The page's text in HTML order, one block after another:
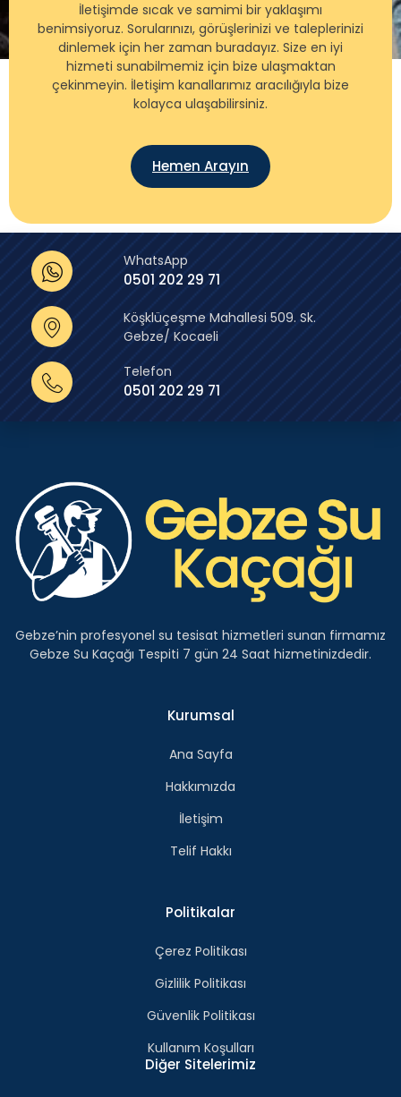
İletişimde sıcak ve samimi bir yaklaşımı
benimsiyoruz. Sorularınızı, görüşlerinizi ve taleplerinizi
dinlemek için her zaman buradayız. Size en iyi
hizmeti sunabilmemiz için bize ulaşmaktan
çekinmeyin. İletişim kanallarımız aracılığıyla bize
kolayca ulaşabilirsiniz.
Hemen Arayın
WhatsApp
0501 202 29 71
Köşklüçeşme Mahallesi 509. Sk.
Gebze/ Kocaeli
Telefon
0501 202 29 71
Gebze’nin profesyonel su tesisat hizmetleri sunan firmamız
Gebze Su Kaçağı Tespiti 7 gün 24 Saat hizmetinizdedir.
Kurumsal
Ana Sayfa
Hakkımızda
İletişim
Telif Hakkı
Politikalar
Çerez Politikası
Gizlilik Politikası
Güvenlik Politikası
Kullanım Koşulları
Diğer Sitelerimiz